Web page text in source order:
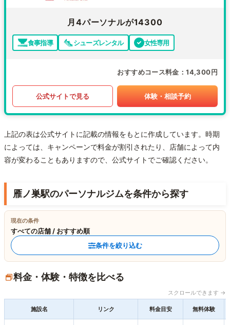
月4パーソナルが14300
食事指導 シューズレンタル 女性専用
おすすめコース料金 14,300円
公式サイトで見る 体験・相談予約
上記の表は公式サイトに記載の情報をもとに作成しています。時期
によっては、キャンペーンで料金が割引されたり、店舗によって内
容が変わることもありますので、公式サイトでご確認ください。
雁ノ巣駅のパーソナルジムを条件から探す
現在の条件
すべての店舗 / おすすめ順
条件を絞り込む
料金・体験・特徴を比べる
スクロールできます →
施設名 リンク 料金目安 無料体験